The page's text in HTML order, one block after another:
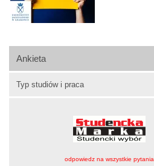
Ankieta
Typ studiów i praca
odpowiedz na wszystkie pytania